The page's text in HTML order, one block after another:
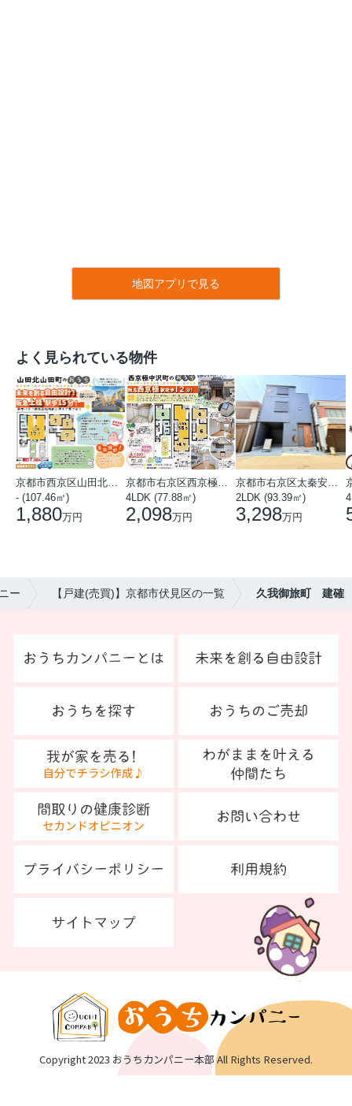
地図アプリで見る
よく見られている物件
- (107.46㎡)
1,880万円
4LDK (77.88㎡)
2,098万円
2LDK (93.39㎡)
3,298万円
ー 【戸建(売買)】京都市伏見区の一覧 久我御旅町 建確
Copyright 2023 おうちカンパニー本部 All Rights Reserved.